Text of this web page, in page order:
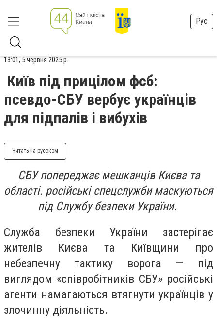
Рус
13:01, 5 червня 2025 р.
Київ під прицілом фсб:
псевдо-СБУ вербує українців
для підпалів і вибухів
Читать на русском
СБУ попереджає мешканців Києва та
області. російські спецслужби маскуються
під Службу безпеки України.
Служба безпеки України застерігає
жителів Києва та Київщини про
небезпечну тактику ворога — під
виглядом «співробітників СБУ» російські
агенти намагаються втягнути українців у
злочинну діяльність.